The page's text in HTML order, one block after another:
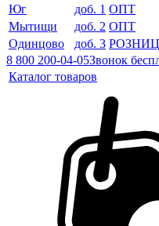
Юг
доб. 1 ОПТ
Мытищи
доб. 2 ОПТ
Одинцово
доб. 3
8 800 200-04-05Звонок
Каталог товаров